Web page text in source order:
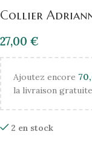
Collier
27,00 €
Ajoutez encore
la livraison
2 en stock